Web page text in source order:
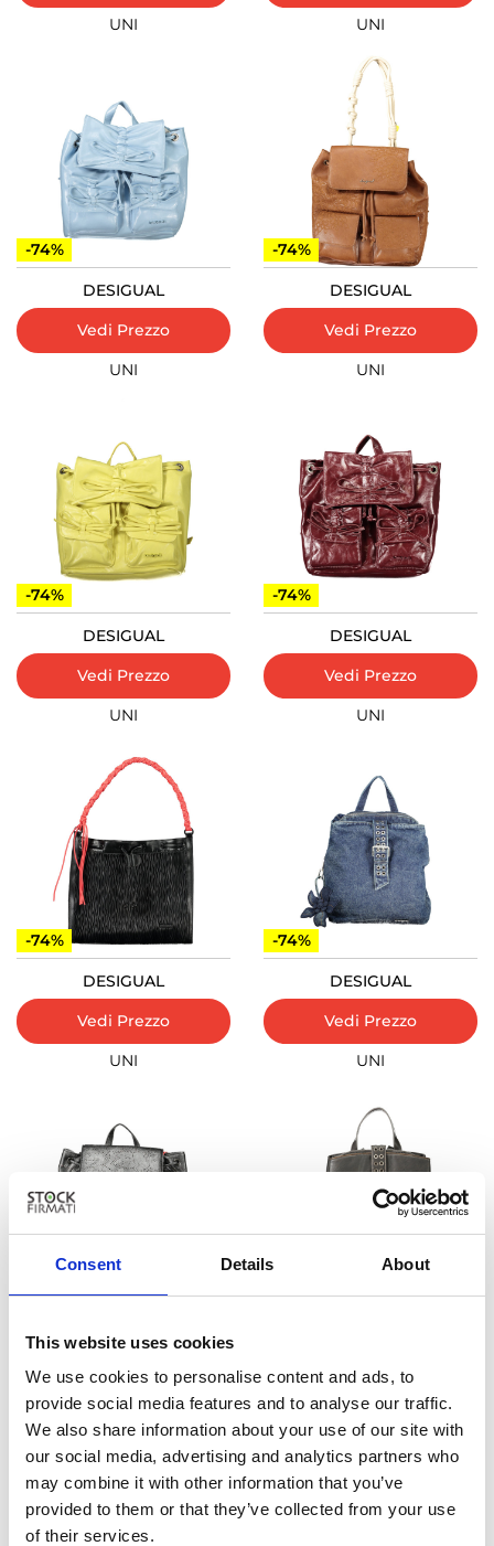
Consent Details About
This website uses cookies
We use cookies to personalise content and ads, to
provide social media features and to analyse our traffic.
We also share information about your use of our site with
our social media, advertising and analytics partners who
may combine it with other information that you’ve
provided to them or that they’ve collected from your use
of their services.
UNI UNI
-74%
DESIGUAL
Vedi Prezzo
UNI
-74%
DESIGUAL
Vedi Prezzo
UNI
-74%
DESIGUAL
Vedi Prezzo
UNI
-74%
DESIGUAL
Vedi Prezzo
UNI
-74%
DESIGUAL
Vedi Prezzo
UNI
-74%
DESIGUAL
Vedi Prezzo
UNI
Vedi Prezzo
UNI
Vedi Prezzo
UNI